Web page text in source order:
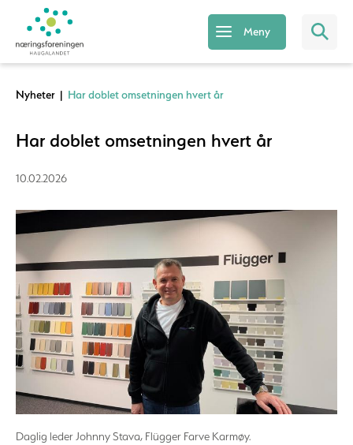
Meny
Nyheter | Har doblet omsetningen hvert år
Har doblet omsetningen hvert år
10.02.2026
Daglig leder Johnny Stava, Flügger Farve Karmøy.